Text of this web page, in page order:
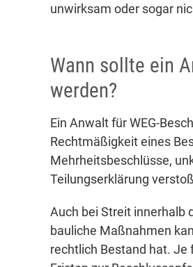
unwirksam oder sogar
Wann sollte ein
werden?
Ein Anwalt für WEG-
Rechtmäßigkeit eines
Mehrheitsbeschlüsse,
Teilungserklärung
Auch bei Streit innerhalb
bauliche Maßnahmen
rechtlich Bestand hat. Je